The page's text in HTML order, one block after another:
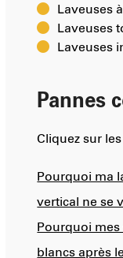
Laveuses
Laveuses
Laveuses
Pannes
Cliquez sur
Pourquoi ma
vertical ne se
Pourquoi
blancs après